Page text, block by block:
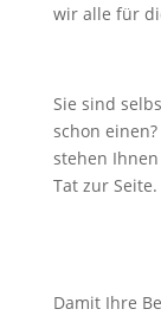
wir alle für
Sie sind
schon
stehen
Tat zur Seite.
Damit Ihre